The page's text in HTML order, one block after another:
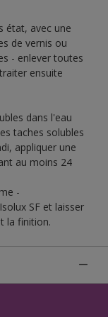
état, avec une
de vernis ou
- enlever toutes
ensuite
dans l'eau
taches solubles
appliquer une
au moins 24
-
SF et laisser
la finition.